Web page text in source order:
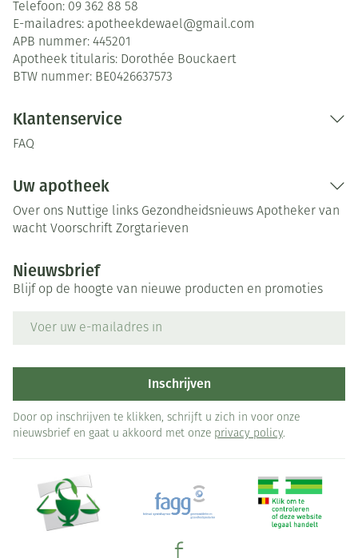
Telefoon: 09 362 88 58
E-mailadres: apotheekdewael@gmail.com
APB nummer: 445201
Apotheek titularis: Dorothée Bouckaert
BTW nummer: BE0426637573
Klantenservice
FAQ
Uw apotheek
Over ons Nuttige links Gezondheidsnieuws Apotheker van
wacht Voorschrift Zorgtarieven
Nieuwsbrief
Blijf op de hoogte van nieuwe producten en promoties
Inschrijven
Door op inschrijven te klikken, schrijft u zich in voor onze
nieuwsbrief en gaat u akkoord met onze privacy policy.